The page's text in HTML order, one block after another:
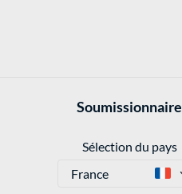
Soumissionnaire
Sélection du pays